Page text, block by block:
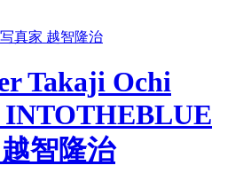
Takaji Ochi
智隆治